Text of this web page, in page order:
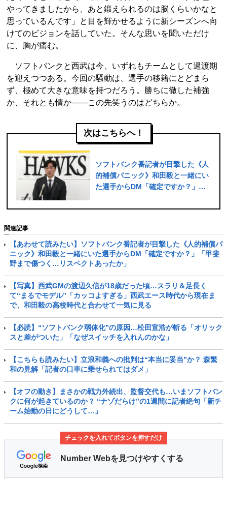
やってきましたから、あと鍛えられるのは脳くらいかなと
思っているんです」と目を輝かせるように新シーズンへ向
けてのビジョンを話していた。そんな思いを聞いただけ
に、胸が痛む。
ソフトバンクと西武は今、いずれもチームとして過渡期
を迎えつつある。今回の騒動は、選手の移籍にとどまら
ず、極めて大きな意味を持つだろう。勝ちに徹した補強
か、それとも情か――この先笑うのはどちらか。
次はこちらへ！
ソフトバンク番記者が目撃した《人
的補償パニック》和田毅と一緒にい
た選手からDM「確定ですか？」
ったか」
関連記事
【あわせて読みたい】ソフトバンク番記者が目撃した《人的補償パ
ニック》和田毅と一緒にいた選手からDM「確定ですか？」「甲斐
野まで傷つく…リスペクトあったか」
【写真】西武GMの渡辺久信が18歳だった頃…スラリ＆足長く
て“まるでモデル”「カッコよすぎる」西武エース時代から現在ま
で、和田毅の高校時代と合わせて一気に見る
【必読】“ソフトバンク弱体化”の原因…松田宣浩が斬る「オリック
スと差がついた」「なぜスイッチを入れんのかな」
【こちらも読みたい】立浪和義への批判は“本当に妥当”か？ 森繁
和の見解「記者の口車に乗せられてはダメ」
【オフの動き】まさかの戦力外続出、監督交代も…いまソフトバン
クに何が起きているのか？ “ナゾだらけ”の1週間に記者絶句「新チ
ーム始動の日にどうして…」
チェックを入れてボタンを押すだけ
Number Webを見つけやすくする